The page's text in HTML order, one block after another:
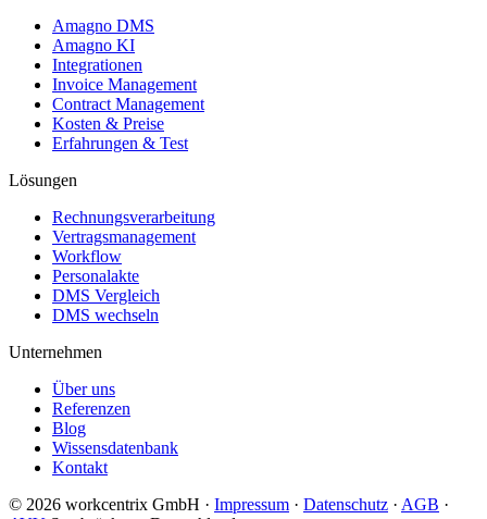
Amagno DMS
Amagno KI
Integrationen
Invoice Management
Contract Management
Kosten & Preise
Erfahrungen & Test
Lösungen
Rechnungsverarbeitung
Vertragsmanagement
Workflow
Personalakte
DMS Vergleich
DMS wechseln
Unternehmen
Über uns
Referenzen
Blog
Wissensdatenbank
Kontakt
© 2026 workcentrix GmbH · Impressum · Datenschutz · AGB ·